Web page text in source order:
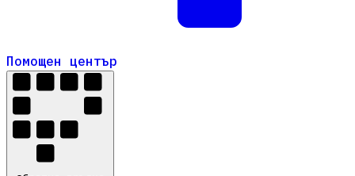
Помощен център
Помощен център